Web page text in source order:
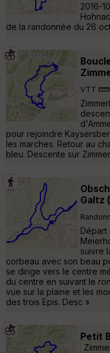
2016-
de la randonnée du 26
VTT
pour rejoindre
les marches. Retour au
bleu. Descente sur
Galtz
Départ
suivre
corbeau avec son beau
se dirige vers le centre
du centre en suivant le
vue sur la plaine et les
des trois Epis. Desc »
Petit